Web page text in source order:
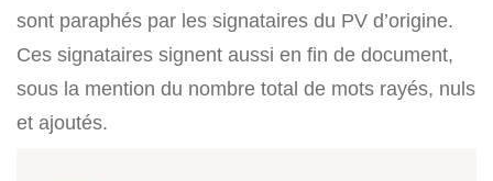
sont paraphés par les signataires du PV d’origine.
Ces signataires signent aussi en fin de document,
sous la mention du nombre total de mots rayés, nuls
et ajoutés.